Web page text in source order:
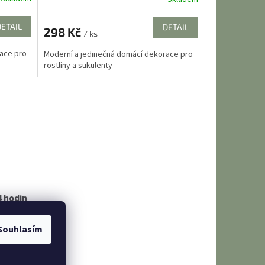
pro
je
z
5
298 Kč / ks
DETAIL
Moderní a jedinečná domácí dekorace pro
rostliny a sukulenty
hodin